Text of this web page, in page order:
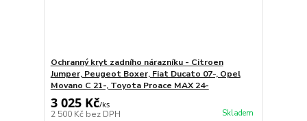
Ochranný kryt zadního nárazníku - Citroen
Jumper, Peugeot Boxer, Fiat Ducato 07-, Opel
Movano C 21-, Toyota Proace MAX 24-
3 025 Kč/ks
2 500 Kč bez DPH Skladem